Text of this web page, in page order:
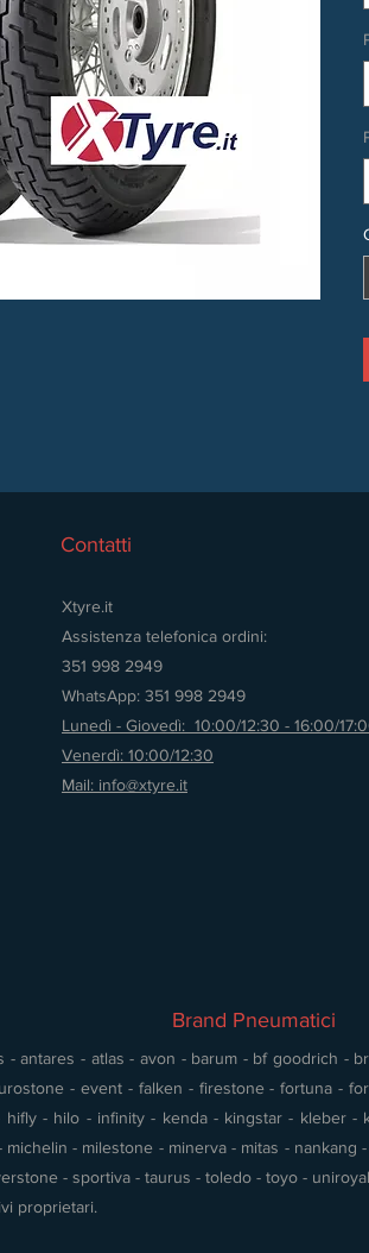
Contatti
Xtyre.it
Assistenza telefonica ordini:
351 998 2949
WhatsApp: 351 998 2949
Lunedì - Giovedì: 10:00/12:30 - 16:00/
Venerdì: 10:00/12:30
Mail: info@xtyre.it
Brand Pneumatici
- antares - atlas - avon - barum - bf goodrich -
- event - falken - firestone - fortuna -
hifly - hilo - infinity - kenda - kingstar - kleber -
- milestone - minerva - mitas -
- sportiva - taurus - toledo - toyo -
proprietari.